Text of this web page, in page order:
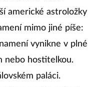
americké astroložky
mimo jiné píše:
vynikne v plné
nebo hostitelkou.
paláci.